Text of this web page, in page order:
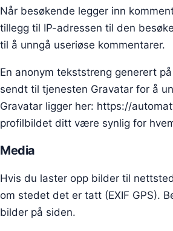
Når besøkende legger inn
tillegg til IP-adressen til den
til å unngå useriøse kommentarer.
En anonym tekststreng generert
sendt til tjenesten Gravatar for å
Gravatar ligger her: https://
profilbildet ditt være synlig for
Media
Hvis du laster opp bilder til
om stedet det er tatt (EXIF GPS).
bilder på siden.